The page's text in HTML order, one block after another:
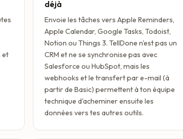
et
déjà
Envoie les tâches vers Apple Reminders,
Apple Calendar, Google Tasks, Todoist,
Notion ou Things 3. TellDone n'est pas un
CRM et ne se synchronise pas avec
Salesforce ou HubSpot, mais les
webhooks et le transfert par e-mail (à
partir de Basic) permettent à ton équipe
technique d'acheminer ensuite les
données vers tes autres outils.